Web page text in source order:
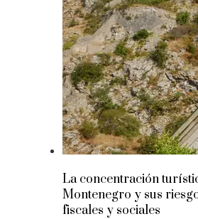
La concentración
Montenegro y sus
fiscales y sociales